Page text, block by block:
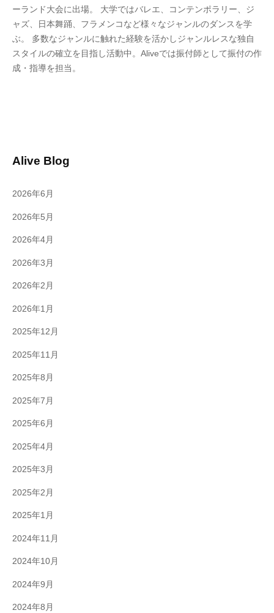
ーランド大会に出場。 大学ではバレエ、コンテンポラリー、ジ
ャズ、日本舞踊、フラメンコなど様々なジャンルのダンスを学
ぶ。
多数なジャンルに触れた経験を活かしジャンルレスな独自
スタイルの確立を目指し活動中。 Aliveでは振付師として振付の作
成・指導を担当。
Alive Blog
2026年6月
2026年5月
2026年4月
2026年3月
2026年2月
2026年1月
2025年12月
2025年11月
2025年8月
2025年7月
2025年6月
2025年4月
2025年3月
2025年2月
2025年1月
2024年11月
2024年10月
2024年9月
2024年8月